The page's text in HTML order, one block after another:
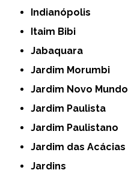
Indianópolis
Itaim Bibi
Jabaquara
Jardim Morumbi
Jardim Novo Mundo
Jardim Paulista
Jardim Paulistano
Jardim das Acácias
Jardins